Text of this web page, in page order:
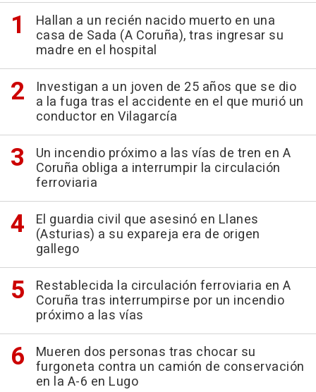
Hallan a un recién nacido muerto en una
casa de Sada (A Coruña), tras ingresar su
madre en el hospital
Investigan a un joven de 25 años que se dio
a la fuga tras el accidente en el que murió un
conductor en Vilagarcía
Un incendio próximo a las vías de tren en A
Coruña obliga a interrumpir la circulación
ferroviaria
El guardia civil que asesinó en Llanes
(Asturias) a su expareja era de origen
gallego
Restablecida la circulación ferroviaria en A
Coruña tras interrumpirse por un incendio
próximo a las vías
Mueren dos personas tras chocar su
furgoneta contra un camión de conservación
en la A-6 en Lugo